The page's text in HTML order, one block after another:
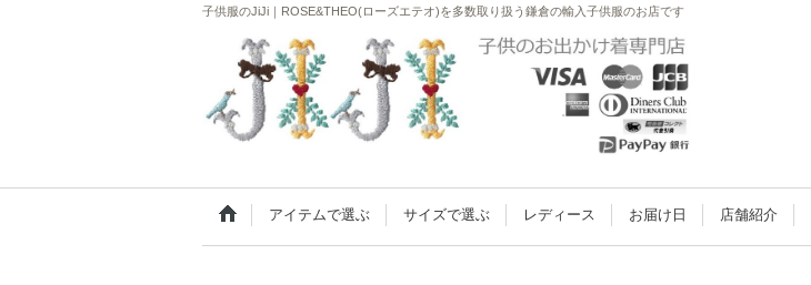
子供服のJiJi｜ROSE&THEO(ローズエテオ)を多数取り扱う鎌倉の輸入子供服のお店です
アイテムで選ぶ サイズで選ぶ レディース お届け日 店舗紹介